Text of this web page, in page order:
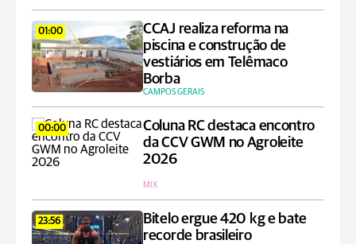
01:00
CCAJ realiza reforma na
piscina e construção de
vestiários em Telêmaco
Borba
CAMPOS GERAIS
00:00
Coluna RC destaca encontro
da CCV GWM no Agroleite
2026
MIX
23:56
Bitelo ergue 420 kg e bate
recorde brasileiro